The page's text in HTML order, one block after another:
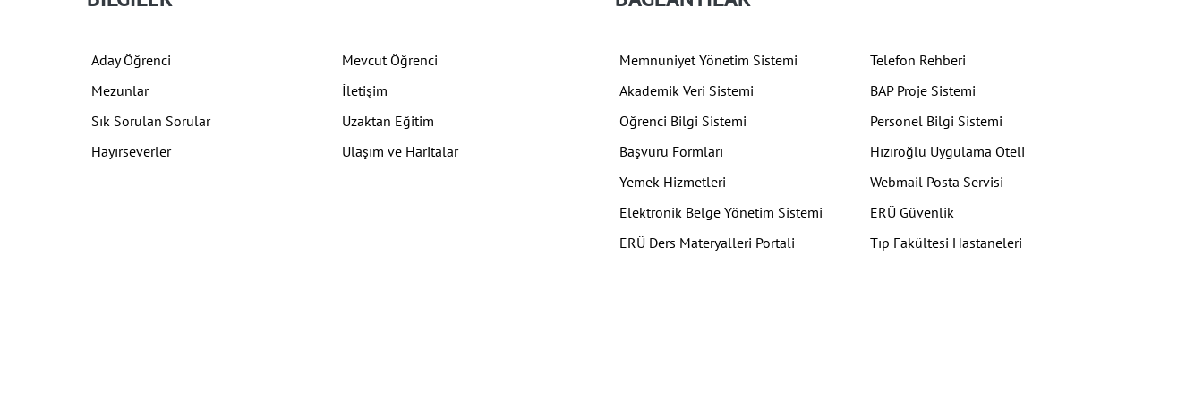
Aday Öğrenci
Mevcut Öğrenci
Mezunlar
İletişim
Sık Sorulan Sorular
Uzaktan Eğitim
Hayırseverler
Ulaşım ve Haritalar
Memnuniyet Yönetim Sistemi
Telefon Rehberi
Akademik Veri Sistemi
BAP Proje Sistemi
Öğrenci Bilgi Sistemi
Personel Bilgi Sistemi
Başvuru Formları
Hızıroğlu Uygulama Oteli
Yemek Hizmetleri
Webmail Posta Servisi
Elektronik Belge Yönetim Sistemi
ERÜ Güvenlik
ERÜ Ders Materyalleri Portali
Tıp Fakültesi Hastaneleri